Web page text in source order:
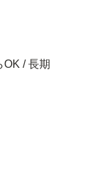
/ 長期